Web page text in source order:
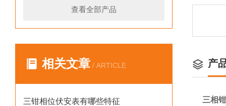
查看全部产品
相关文章 / ARTICLE
三钳相位伏安表有哪些特征
产
三相